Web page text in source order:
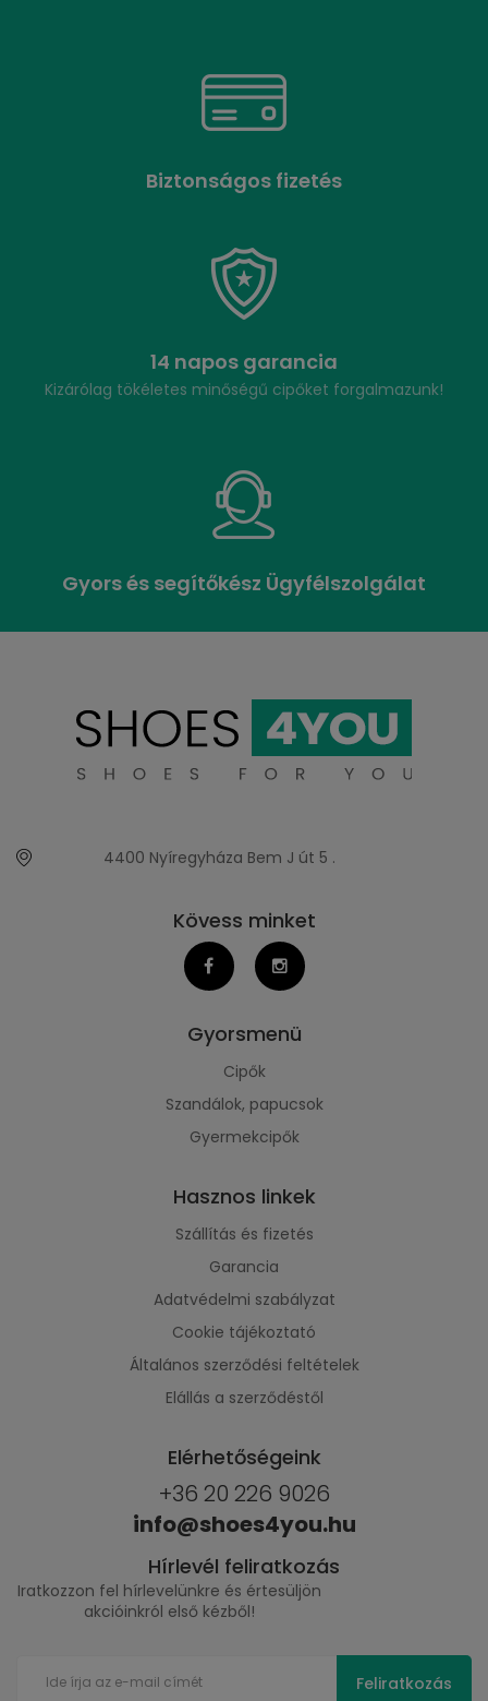
Biztonságos fizetés
14 napos garancia
Kizárólag tökéletes minőségű cipőket forgalmazunk!
Gyors és segítőkész Ügyfélszolgálat
4400 Nyíregyháza Bem J út 5 .
Kövess minket
Gyorsmenü
Cipők
Szandálok, papucsok
Gyermekcipők
Hasznos linkek
Szállítás és fizetés
Garancia
Adatvédelmi szabályzat
Cookie tájékoztató
Általános szerződési feltételek
Elállás a szerződéstől
Elérhetőségeink
+36 20 226 9026
info@shoes4you.hu
Hírlevél feliratkozás
Iratkozzon fel hírlevelünkre és értesüljön
akcióinkról első kézből!
Feliratkozás